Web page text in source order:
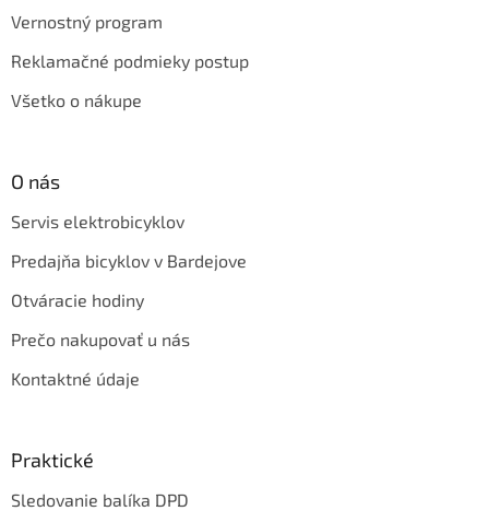
Vernostný program
Reklamačné podmieky postup
Všetko o nákupe
O nás
Servis elektrobicyklov
Predajňa bicyklov v Bardejove
Otváracie hodiny
Prečo nakupovať u nás
Kontaktné údaje
Praktické
Sledovanie balíka DPD